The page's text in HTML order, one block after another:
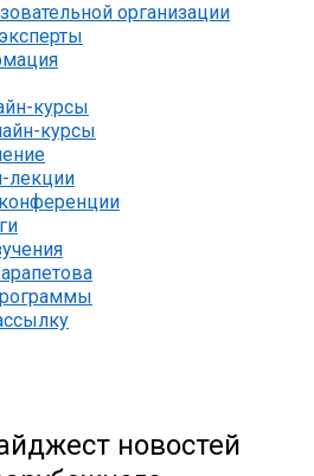
организации
курсы
курсы
лекции
новостей